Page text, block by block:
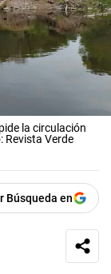
la circulación
Revista Verde
Búsqueda en